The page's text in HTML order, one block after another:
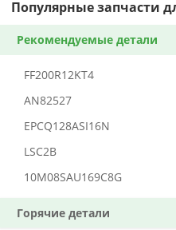
Популярные запчасти
Рекомендуемые детали
FF200R12KT4
AN82527
EPCQ128ASI16N
LSC2B
10M08SAU169C8G
Горячие детали